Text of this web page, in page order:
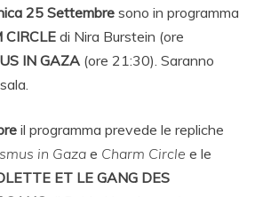
25 Settembre sono in programma
CIRCLEdi Nira Burstein (ore
IN GAZA (ore 21:30). Saranno
il programma prevede le repliche
in Gazae Charm Circle e le
ET LE GANG DES